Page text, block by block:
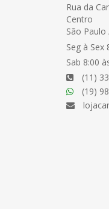
Rua da
Centro
São Paulo
Seg à Sex
Sab 8:00
(11)
(19)